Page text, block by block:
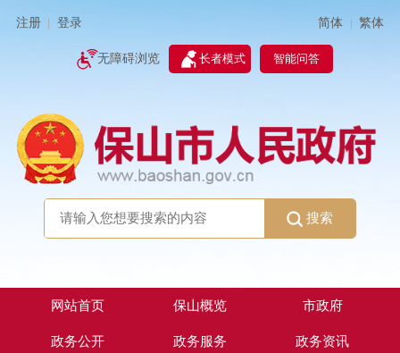
注册 登录 简体 | 繁体
无障碍浏览 长者模式 智能问答
搜索
网站首页 保山概览 市政府
政务公开 政务服务 政务资讯